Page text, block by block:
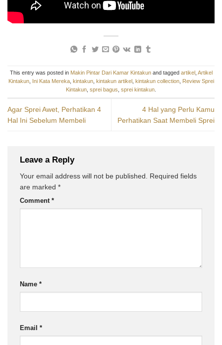
This entry was posted in Makin Pintar Dari Kamar Kintakunand tagged artikel , Artikel
Kintakun, Ini Kata Mereka, kintakun, kintakun artikel , kintakun collection, Review Sprei
Kintakun, sprei bagus, sprei kintakun.
Agar Sprei Awet, Perhatikan 4
Hal Ini Sebelum Membeli
4 Hal yang Perlu Kamu
Perhatikan Saat Membeli Sprei
Leave a Reply
Your email address will not be published.
Required fields
are marked *
Comment *
Name *
Email *